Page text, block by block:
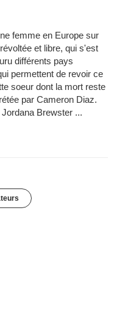
femme en Europe sur
et libre, qui s'est
différents pays
permettent de revoir ce
soeur dont la mort reste
par Cameron Diaz.
Brewster ...